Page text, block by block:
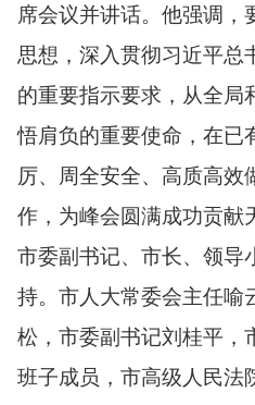
席会议并讲话。他强调，
思想，深入贯彻习近平总
的重要指示要求，从全局
悟肩负的重要使命，在已
厉、周全安全、高质高效
作，为峰会圆满成功贡献
市委副书记、市长、领导
持。市人大常委会主任喻
松，市委副书记刘桂平，
班子成员，市高级人民法